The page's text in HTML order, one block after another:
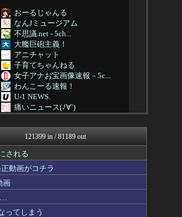
おーるじゃんる
なんJミュージアム
不思議.net - 5ch...
大艦巨砲主義！
アニチャット
子育てちゃんねる
女子アナお宝画像速報－5c...
わんこーる速報！
U-1 NEWS.
痛いニュース(ﾉ∀`)
資格ちゃんねる
ウマ娘まとめ速報うまろぐ
ぴこ速(〃'∇'〃)？
アルファルファモザイク＠ネ...
ヒーローNEWS
VIPPER速報
パチンコ・パチスロ.com
アイドル・女子アナ★吟じま...
121399 in / 81189 out
される
動画がコチラ
画
…
ってしまう